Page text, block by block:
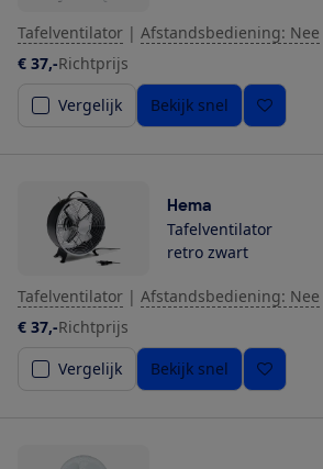
Tafelventilator | Afstandsbediening: Nee
€ 37,-Richtprijs
Vergelijk
Bekijk snel
Hema
Tafelventilator
retro zwart
Tafelventilator | Afstandsbediening: Nee
€ 37,-Richtprijs
Vergelijk
Bekijk snel